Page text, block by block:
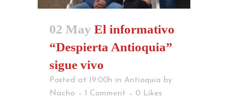
02 May El informativo
“Despierta Antioquia”
sigue vivo
Posted at 19:00h in Antioquia by
Nacho
1 Comment 0 Likes